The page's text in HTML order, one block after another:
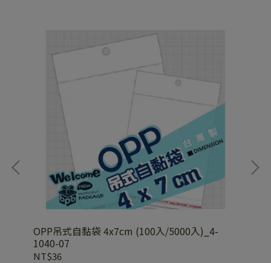
OPP吊式自黏袋 4x7cm (100入/5000入)_4-
1040-07
NT$36